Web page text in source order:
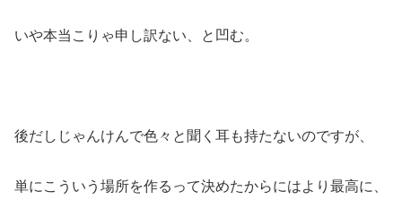
いや本当こりゃ申し訳ない、と凹む。
後だしじゃんけんで色々と聞く耳も持たないのですが、
単にこういう場所を作るって決めたからにはより最高に、